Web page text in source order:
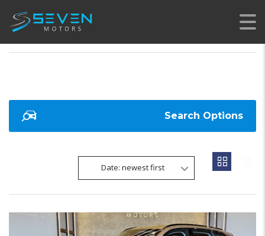
Search Options
Date: newest first